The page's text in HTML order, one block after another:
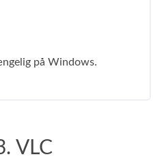
på Windows.
VLC